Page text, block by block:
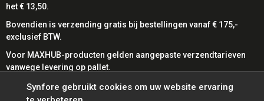
Dual Connectivity
twee communicatiesystemen
🎧QD Ondersteuning
professionele Jabra headsets
🔌RJ & 3,5 mm Aansluiting– Integratie met vaste
telefoon en pc
⚡Plug & Play– Direct inzetbaar zonder software
het € 13,50.
Bovendien is verzending gratis bij bestellingen vanaf € 175,-
exclusief BTW.
Voor MAXHUB-producten gelden aangepaste verzendtarieven
vanwege levering op pallet.
Bij SynFore kunt u gemakkelijk betalen met diverse
betaalmethoden.
Synfore gebruikt cookies om uw website ervaring